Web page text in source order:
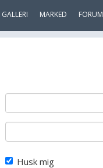
GALLERI MARKED FORUM
Husk mig